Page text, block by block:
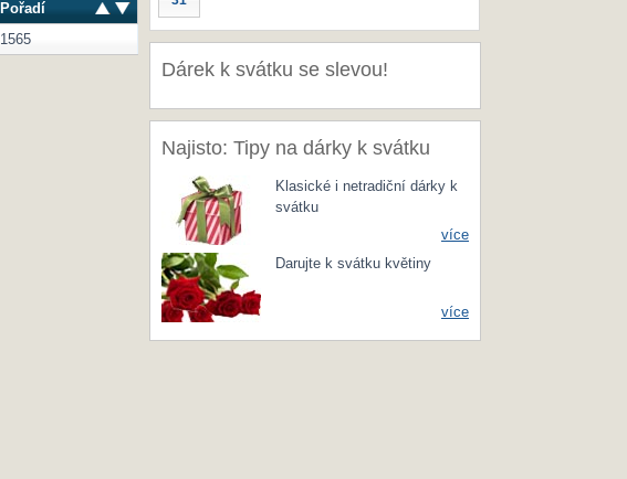
Pořadí
1565
Dárek k svátku se slevou!
Najisto: Tipy na dárky k svátku
Klasické i netradiční dárky k
svátku
více
Darujte k svátku květiny
více